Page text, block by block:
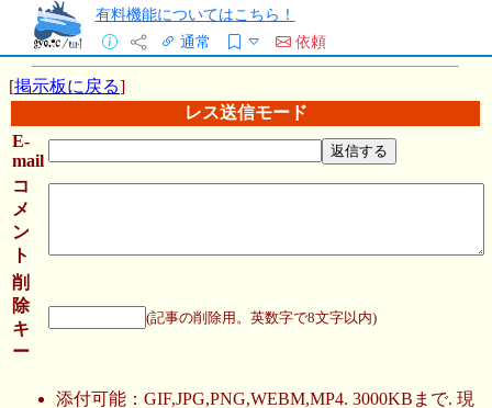
有料機能についてはこちら！
通常
依頼